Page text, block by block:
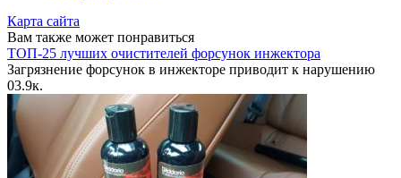
Карта сайта
Вам также может понравиться
ТОП-25 лучших очистителей форсунок инжектора
Загрязнение форсунок в инжекторе приводит к нарушению
03.9к.